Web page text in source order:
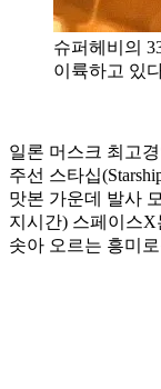
슈퍼헤비의
이륙하고 있
일론 머스크 최고
주선 스타십
맛본 가운데 발사
지시간) 스페이스X
솟아 오르는 흥미